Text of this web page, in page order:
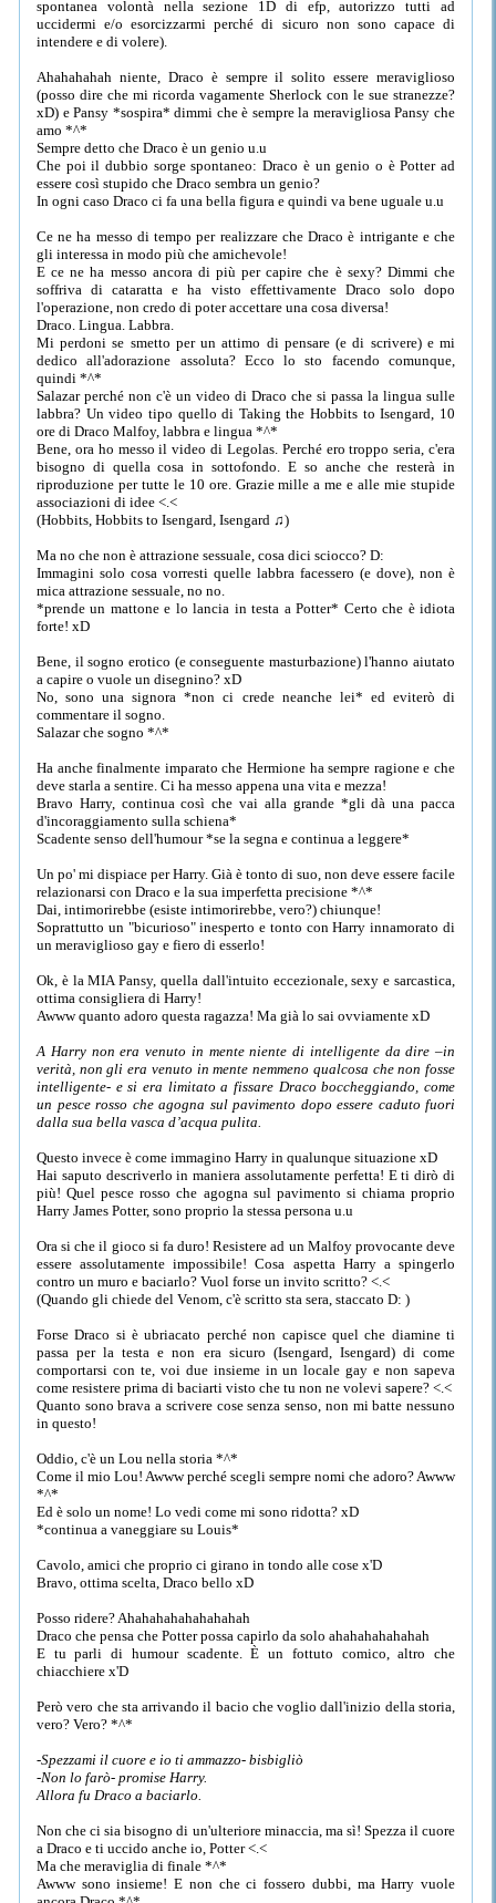
spontanea volontà nella sezione 1D di efp, autorizzo tutti ad
uccidermi e/o esorcizzarmi perché di sicuro non sono capace di
intendere e di volere).
Ahahahahah niente, Draco è sempre il solito essere meraviglioso
(posso dire che mi ricorda vagamente Sherlock con le sue stranezze?
xD) e Pansy *sospira* dimmi che è sempre la meravigliosa Pansy che
amo *^*
Sempre detto che Draco è un genio u.u
Che poi il dubbio sorge spontaneo: Draco è un genio o è Potter ad
essere così stupido che Draco sembra un genio?
In ogni caso Draco ci fa una bella figura e quindi va bene uguale u.u
Ce ne ha messo di tempo per realizzare che Draco è intrigante e che
gli interessa in modo più che amichevole!
E ce ne ha messo ancora di più per capire che è sexy? Dimmi che
soffriva di cataratta e ha visto effettivamente Draco solo dopo
l'operazione, non credo di poter accettare una cosa diversa!
Draco. Lingua. Labbra.
Mi perdoni se smetto per un attimo di pensare (e di scrivere) e mi
dedico all'adorazione assoluta? Ecco lo sto facendo comunque,
quindi *^*
Salazar perché non c'è un video di Draco che si passa la lingua sulle
labbra? Un video tipo quello di Taking the Hobbits to Isengard, 10
ore di Draco Malfoy, labbra e lingua *^*
Bene, ora ho messo il video di Legolas. Perché ero troppo seria, c'era
bisogno di quella cosa in sottofondo. E so anche che resterà in
riproduzione per tutte le 10 ore. Grazie mille a me e alle mie stupide
associazioni di idee <.<
(Hobbits, Hobbits to Isengard, Isengard ♫)
Ma no che non è attrazione sessuale, cosa dici sciocco? D:
Immagini solo cosa vorresti quelle labbra facessero (e dove), non è
mica attrazione sessuale, no no.
*prende un mattone e lo lancia in testa a Potter* Certo che è idiota
forte! xD
Bene, il sogno erotico (e conseguente masturbazione) l'hanno aiutato
a capire o vuole un disegnino? xD
No, sono una signora *non ci crede neanche lei* ed eviterò di
commentare il sogno.
Salazar che sogno *^*
Ha anche finalmente imparato che Hermione ha sempre ragione e che
deve starla a sentire. Ci ha messo appena una vita e mezza!
Bravo Harry, continua così che vai alla grande *gli dà una pacca
d'incoraggiamento sulla schiena*
Scadente senso dell'humour *se la segna e continua a leggere*
Un po' mi dispiace per Harry. Già è tonto di suo, non deve essere facile
relazionarsi con Draco e la sua imperfetta precisione *^*
Dai, intimorirebbe (esiste intimorirebbe, vero?) chiunque!
Soprattutto un "bicurioso" inesperto e tonto con Harry innamorato di
un meraviglioso gay e fiero di esserlo!
Ok, è la MIA Pansy, quella dall'intuito eccezionale, sexy e sarcastica,
ottima consigliera di Harry!
Awww quanto adoro questa ragazza! Ma già lo sai ovviamente xD
A Harry non era venuto in mente niente di intelligente da dire –in
verità, non gli era venuto in mente nemmeno qualcosa che non fosse
intelligente- e si era limitato a fissare Draco boccheggiando, come
un pesce rosso che agogna sul pavimento dopo essere caduto fuori
dalla sua bella vasca d’acqua pulita.
Questo invece è come immagino Harry in qualunque situazione xD
Hai saputo descriverlo in maniera assolutamente perfetta! E ti dirò di
più! Quel pesce rosso che agogna sul pavimento si chiama proprio
Harry James Potter, sono proprio la stessa persona u.u
Ora si che il gioco si fa duro! Resistere ad un Malfoy provocante deve
essere assolutamente impossibile! Cosa aspetta Harry a spingerlo
contro un muro e baciarlo? Vuol forse un invito scritto? <.<
(Quando gli chiede del Venom, c'è scritto sta sera, staccato D: )
Forse Draco si è ubriacato perché non capisce quel che diamine ti
passa per la testa e non era sicuro (Isengard, Isengard) di come
comportarsi con te, voi due insieme in un locale gay e non sapeva
come resistere prima di baciarti visto che tu non ne volevi sapere? <.<
Quanto sono brava a scrivere cose senza senso, non mi batte nessuno
in questo!
Oddio, c'è un Lou nella storia *^*
Come il mio Lou! Awww perché scegli sempre nomi che adoro? Awww
*^*
Ed è solo un nome! Lo vedi come mi sono ridotta? xD
*continua a vaneggiare su Louis*
Cavolo, amici che proprio ci girano in tondo alle cose x'D
Bravo, ottima scelta, Draco bello xD
Posso ridere? Ahahahahahahahahah
Draco che pensa che Potter possa capirlo da solo ahahahahahahah
E tu parli di humour scadente. È un fottuto comico, altro che
chiacchiere x'D
Però vero che sta arrivando il bacio che voglio dall'inizio della storia,
vero? Vero? *^*
-Spezzami il cuore e io ti ammazzo- bisbigliò
-Non lo farò- promise Harry.
Allora fu Draco a baciarlo.
Non che ci sia bisogno di un'ulteriore minaccia, ma sì! Spezza il cuore
a Draco e ti uccido anche io, Potter <.<
Ma che meraviglia di finale *^*
Awww sono insieme! E non che ci fossero dubbi, ma Harry vuole